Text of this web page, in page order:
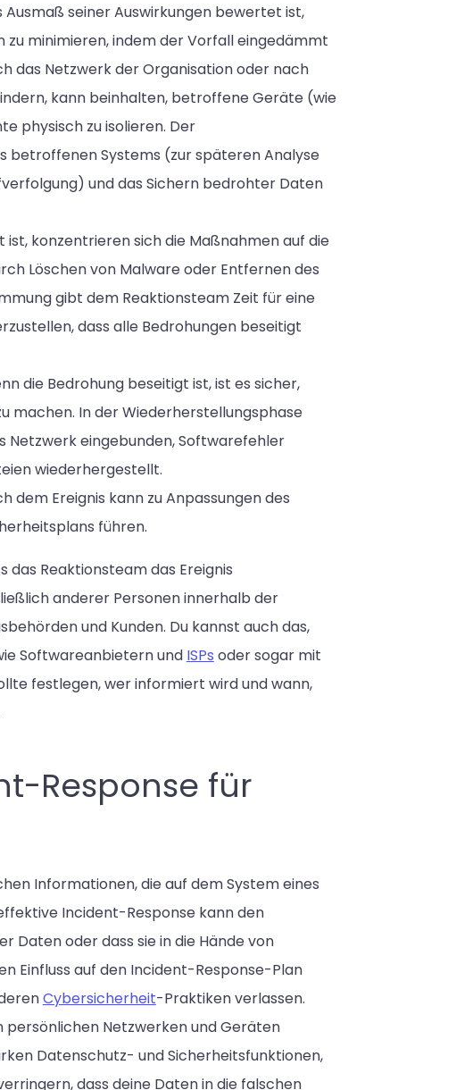
seiner Auswirkungen bewertet ist,
minimieren, indem der Vorfall eingedämmt
das Netzwerk der Organisation oder nach
kann beinhalten, betroffene Geräte (wie
physisch zu isolieren. Der
betroffenen Systems (zur späteren Analyse
und das Sichern bedrohter Daten
ist, konzentrieren sich die Maßnahmen auf die
Löschen von Malware oder Entfernen des
gibt dem Reaktionsteam Zeit für eine
dass alle Bedrohungen beseitigt
die Bedrohung beseitigt ist, ist es sicher,
machen. In der Wiederherstellungsphase
Netzwerk eingebunden, Softwarefehler
wiederhergestellt.
dem Ereignis kann zu Anpassungen des
führen.
das Reaktionsteam das Ereignis
anderer Personen innerhalb der
und Kunden. Du kannst auch das,
Softwareanbietern und ISPs oder sogar mit
festlegen, wer informiert wird und wann,
Response für
Informationen, die auf dem System eines
Incident-Response kann den
Daten oder dass sie in die Hände von
Einfluss auf den Incident-Response-Plan
Cybersicherheit-Praktiken verlassen.
persönlichen Netzwerken und Geräten
Datenschutz- und Sicherheitsfunktionen,
dass deine Daten in die falschen